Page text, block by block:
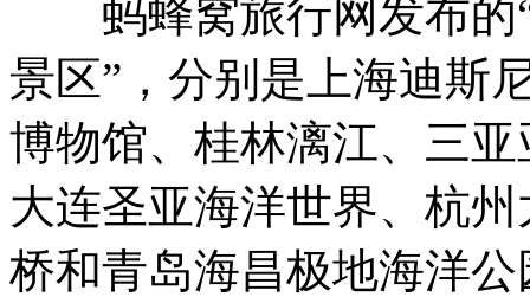
蚂蜂窝旅行网发布的
景区”，分别是上海迪斯
博物馆、桂林漓江、三
大连圣亚海洋世界、杭
桥和青岛海昌极地海洋公